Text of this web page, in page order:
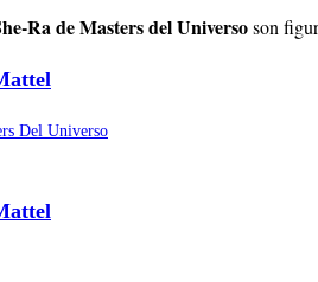
Ra de Masters del Universoson